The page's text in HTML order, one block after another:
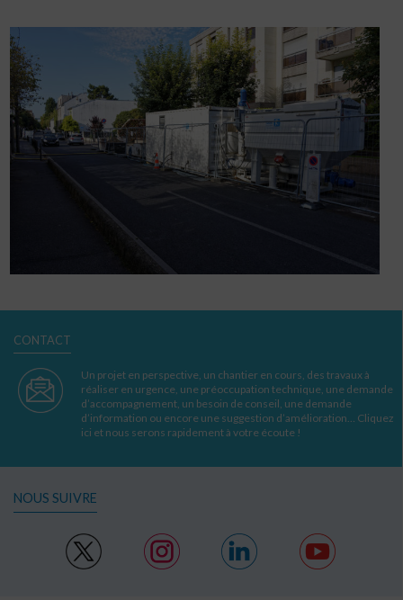
CONTACT
Un projet en perspective, un chantier en cours, des travaux à
réaliser en urgence, une préoccupation technique, une demande
d’accompagnement, un besoin de conseil, une demande
d’information ou encore une suggestion d’amélioration… Cliquez
ici et nous serons rapidement à votre écoute !
NOUS SUIVRE